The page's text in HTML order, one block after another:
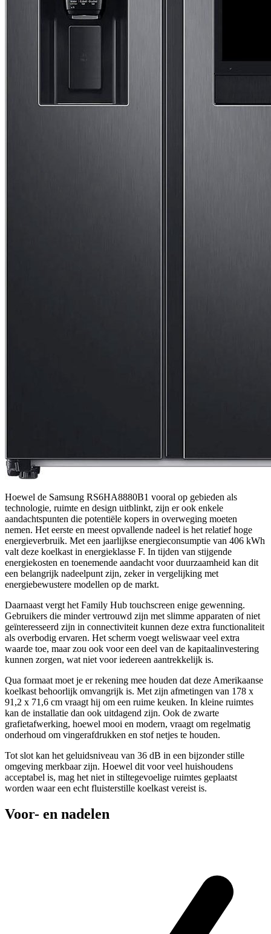
Hoewel de Samsung RS6HA8880B1 vooral op gebieden als
technologie, ruimte en design uitblinkt, zijn er ook enkele
aandachtspunten die potentiële kopers in overweging moeten
nemen. Het eerste en meest opvallende nadeel is het relatief hoge
energieverbruik. Met een jaarlijkse energieconsumptie van 406 kWh
valt deze koelkast in energieklasse F. In tijden van stijgende
energiekosten en toenemende aandacht voor duurzaamheid kan dit
een belangrijk nadeelpunt zijn, zeker in vergelijking met
energiebewustere modellen op de markt.
Daarnaast vergt het Family Hub touchscreen enige gewenning.
Gebruikers die minder vertrouwd zijn met slimme apparaten of niet
geïnteresseerd zijn in connectiviteit kunnen deze extra functionaliteit
als overbodig ervaren. Het scherm voegt weliswaar veel extra
waarde toe, maar zou ook voor een deel van de kapitaalinvestering
kunnen zorgen, wat niet voor iedereen aantrekkelijk is.
Qua formaat moet je er rekening mee houden dat deze Amerikaanse
koelkast behoorlijk omvangrijk is. Met zijn afmetingen van 178 x
91,2 x 71,6 cm vraagt hij om een ruime keuken. In kleine ruimtes
kan de installatie dan ook uitdagend zijn. Ook de zwarte
grafietafwerking, hoewel mooi en modern, vraagt om regelmatig
onderhoud om vingerafdrukken en stof netjes te houden.
Tot slot kan het geluidsniveau van 36 dB in een bijzonder stille
omgeving merkbaar zijn. Hoewel dit voor veel huishoudens
acceptabel is, mag het niet in stiltegevoelige ruimtes geplaatst
worden waar een echt fluisterstille koelkast vereist is.
Voor- en nadelen